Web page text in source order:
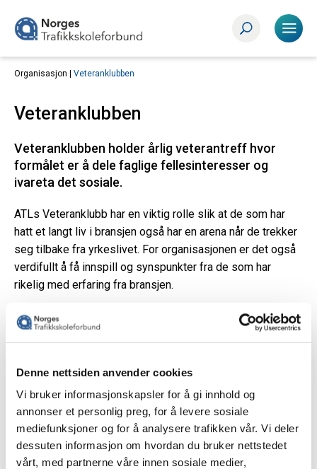
Denne nettsiden anvender cookies
Vi bruker informasjonskapsler for å gi innhold og
annonser et personlig preg, for å levere sosiale
mediefunksjoner og for å analysere trafikken vår. Vi deler
dessuten informasjon om hvordan du bruker nettstedet
vårt, med partnerne våre innen sosiale medier,
Organisasjon | Veteranklubben
Veteranklubben
Veteranklubben holder årlig veterantreff hvor
formålet er å dele faglige fellesinteresser og
ivareta det sosiale.
ATLs Veteranklubb har en viktig rolle slik at de som har
hatt et langt liv i bransjen også har en arena når de trekker
seg tilbake fra yrkeslivet. For organisasjonen er det også
verdifullt å få innspill og synspunkter fra de som har
rikelig med erfaring fra bransjen.
Klubben velger et styre for to år på fire medlemmer:
sekretærfunksjoner for Veteranklubben.
Les mer om medlemskap